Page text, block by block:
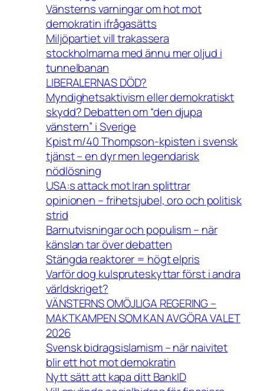
Vänsterns varningar om hot mot
demokratin ifrågasätts
Miljöpartiet vill trakassera
stockholmarna med ännu mer oljud i
tunnelbanan
LIBERALERNAS DÖD?
Myndighetsaktivism eller demokratiskt
skydd? Debatten om “den djupa
vänstern” i Sverige
Kpist m/40 Thompson-kpisten i svensk
tjänst – en dyr men legendarisk
nödlösning
USA:s attack mot Iran splittrar
opinionen – frihetsjubel, oro och politisk
strid
Barnutvisningar och populism – när
känslan tar över debatten
Stängda reaktorer = högt elpris
Varför dog kulspruteskyttar först i andra
världskriget?
VÄNSTERNS OMÖJLIGA REGERING –
MAKTKAMPEN SOM KAN AVGÖRA VALET
2026
Svensk bidragsislamism – när naivitet
blir ett hot mot demokratin
Nytt sätt att kapa ditt BankID